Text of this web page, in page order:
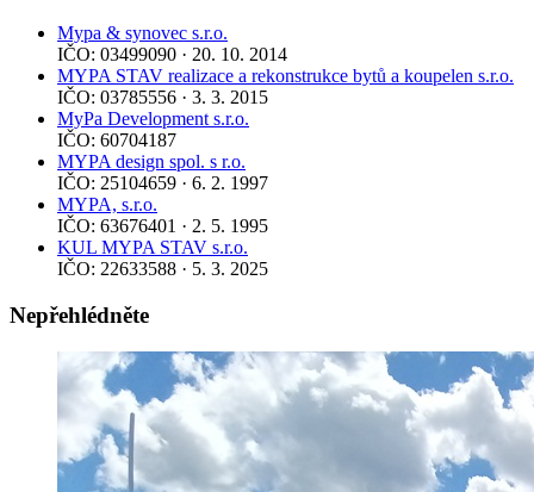
Mypa & synovec s.r.o.
IČO: 03499090 · 20. 10. 2014
MYPA STAV realizace a rekonstrukce bytů a koupelen s.r.o.
IČO: 03785556 · 3. 3. 2015
MyPa Development s.r.o.
IČO: 60704187
MYPA design spol. s r.o.
IČO: 25104659 · 6. 2. 1997
MYPA, s.r.o.
IČO: 63676401 · 2. 5. 1995
KUL MYPA STAV s.r.o.
IČO: 22633588 · 5. 3. 2025
Nepřehlédněte